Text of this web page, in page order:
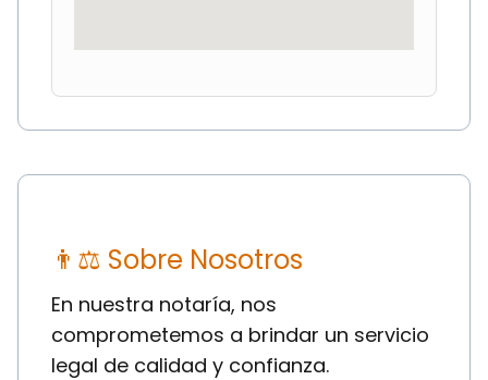
👨⚖ Sobre Nosotros
En nuestra notaría, nos
comprometemos a brindar un servicio
legal de calidad y confianza.